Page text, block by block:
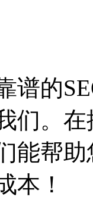
谱的
们。
能帮
本！